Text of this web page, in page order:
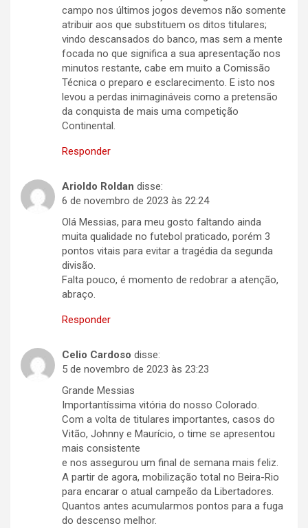
campo nos últimos jogos devemos não somente
atribuir aos que substituem os ditos titulares;
vindo descansados do banco, mas sem a mente
focada no que significa a sua apresentação nos
minutos restante, cabe em muito a Comissão
Técnica o preparo e esclarecimento. E isto nos
levou a perdas inimagináveis como a pretensão
da conquista de mais uma competição
Continental.
Responder
Arioldo Roldan disse:
6 de novembro de 2023 às 22:24
Olá Messias, para meu gosto faltando ainda
muita qualidade no futebol praticado, porém 3
pontos vitais para evitar a tragédia da segunda
divisão.
Falta pouco, é momento de redobrar a atenção,
abraço.
Responder
Celio Cardoso disse:
5 de novembro de 2023 às 23:23
Grande Messias
Importantíssima vitória do nosso Colorado.
Com a volta de titulares importantes, casos do
Vitão, Johnny e Maurício, o time se apresentou
mais consistente
e nos assegurou um final de semana mais feliz.
A partir de agora, mobilização total no Beira-Rio
para encarar o atual campeão da Libertadores.
Quantos antes acumularmos pontos para a fuga
do descenso melhor.